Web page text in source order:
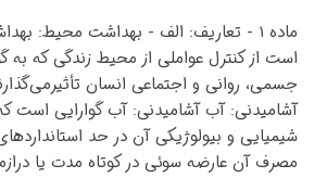
‌ماده 1 - تعاریف: ‌الف - بهداشت محیط:
است از کنترل عواملی از محیط زندگی که
جسمی، روانی و اجتماعی انسان
آشامیدنی: آب آشامیدنی: آب گوارایی است
شیمیایی و بیولوژیکی آن در حد
مصرف آن عارضه سوئی‌ در کوتاه مدت یا